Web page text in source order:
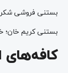
بستنی فروشی
بستنی کریم خان؛
کافه‌های